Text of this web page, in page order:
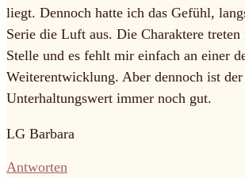
liegt. Dennoch hatte ich das Gefühl,
Serie die Luft aus. Die Charaktere
Stelle und es fehlt mir einfach an einer
Weiterentwicklung. Aber dennoch ist der
Unterhaltungswert immer noch gut.
LG Barbara
Antworten